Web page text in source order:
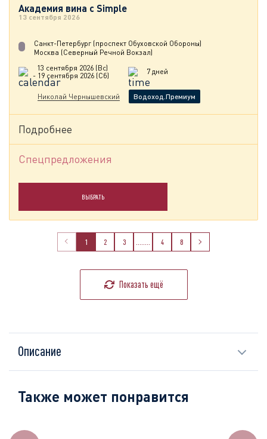
Академия вина с Simple
13 сентября 2026
Санкт-Петербург (проспект Обуховской Обороны)
Москва (Северный Речной Вокзал)
13 сентября 2026 (Вс)
- 19 сентября 2026 (Сб)
7 дней
Николай Чернышевский Водоход.Премиум
Подробнее
Спецпредложения
ВЫБРАТЬ
1 2 3 4 8
Показать ещё
Описание
Также может понравится